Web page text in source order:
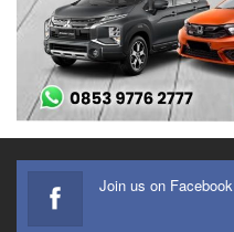
Join us on Facebook